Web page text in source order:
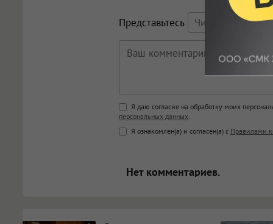
Представьтесь
Поддержка HTML
<b>, <strong>, <u>, <i>, <em>,
<blockquote>, <code>
Я даю согласие на обработку моих
персональных данных.
Я ознакомлен(а) и согласен(а) с Правилами
Нет комментариев.